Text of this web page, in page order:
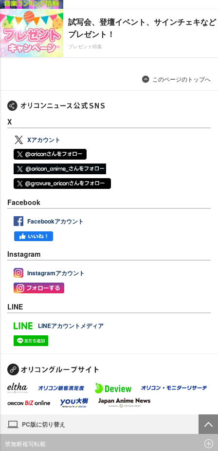
試写会、登壇イベント、サインチェキなど
プレゼント！
プレゼント特集
このページのトップへ
X
Xアカウント
Facebook
Facebookアカウント
Instagram
Instagramアカウント
LINE
LINEアカウントメディア
PC版に切り替え
禁無断複写転載